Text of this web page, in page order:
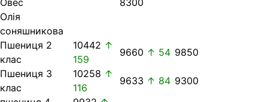
Овес
8300
Олія
соняшникова
Пшениця 2
клас
10442 ↑
159
9660 ↑ 54 9850
Пшениця 3
клас
10258 ↑
116
9633 ↑ 84 9300